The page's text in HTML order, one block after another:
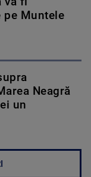
pe Muntele
Neagră
un